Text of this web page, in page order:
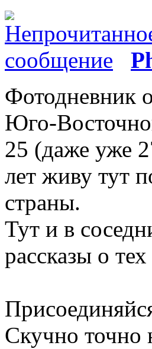
Фотодневник
Юго-
25 (даже уже
лет живу тут
страны.
Тут и в
рассказы о
Скучно точно